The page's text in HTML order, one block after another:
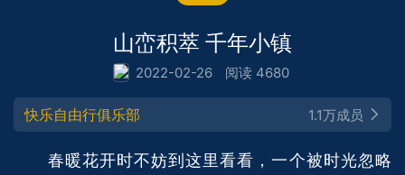
山峦积萃 千年小镇
2022-02-26 阅读 4680
快乐自由行俱乐部 1.1万成员
春暖花开时不妨到这里看看，一个被时光忽略